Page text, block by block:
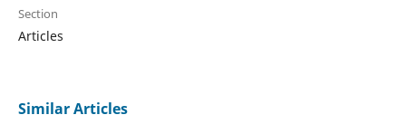
Section
Articles
Similar Articles